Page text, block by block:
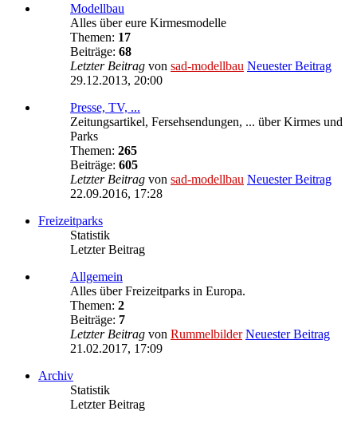
Modellbau
Alles über eure Kirmesmodelle
Themen: 17
Beiträge: 68
Letzter Beitrag von sad-modellbau Neuester Beitrag
29.12.2013, 20:00
Presse, TV, ...
Zeitungsartikel, Fersehsendungen, ... über Kirmes und
Parks
Themen: 265
Beiträge: 605
Letzter Beitrag von sad-modellbau Neuester Beitrag
22.09.2016, 17:28
Freizeitparks
Statistik
Letzter Beitrag
Allgemein
Alles über Freizeitparks in Europa.
Themen: 2
Beiträge: 7
Letzter Beitrag von Rummelbilder Neuester Beitrag
21.02.2017, 17:09
Archiv
Statistik
Letzter Beitrag